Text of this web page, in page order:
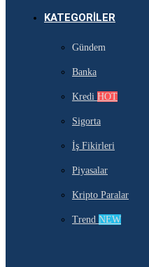
KATEGORILER
Gündem
Banka
Kredi HOT
Sigorta
İş Fikirleri
Piyasalar
Kripto Paralar
Trend NEW